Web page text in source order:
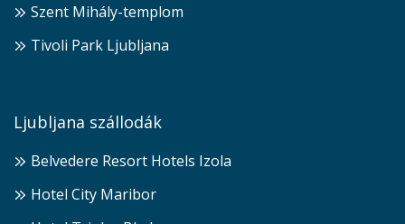
Szent Mihály-templom
Tivoli Park Ljubljana
Ljubljana szállodák
Belvedere Resort Hotels Izola
Hotel City Maribor